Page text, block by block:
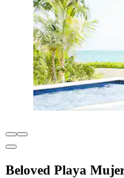
Beloved Playa